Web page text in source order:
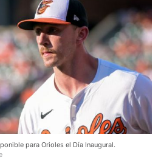
para Orioles el Día Inaugural.